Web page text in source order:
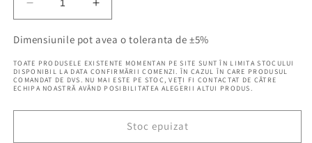
Reduceți
cantitatea
pentru
Tekla
Multicolor
Creșteți
cantitatea
pentru
Tekla
Multicolor
Dimensiunile pot avea o toleranta de ±5%
TOATE PRODUSELE EXISTENTE MOMENTAN PE SITE SUNT ÎN LIMITA STOCULUI
DISPONIBIL LA DATA CONFIRMĂRII COMENZI. ÎN CAZUL ÎN CARE PRODUSUL
COMANDAT DE DVS. NU MAI ESTE PE STOC, VEȚI FI CONTACTAT DE CĂTRE
ECHIPA NOASTRĂ AVÂND POSIBILITATEA ALEGERII ALTUI PRODUS.
Stoc epuizat